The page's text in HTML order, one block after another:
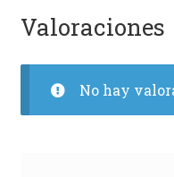
Valoraciones
No hay